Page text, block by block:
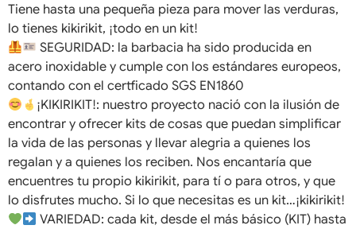
Tiene hasta una pequeña pieza para mover las verduras,
lo tienes kikirikit, ¡todo en un kit!
SEGURIDAD: la barbacia ha sido producida en
acero inoxidable y cumple con los estándares europeos,
contando con el certficado SGS EN1860
¡KIKIRIKIT!: nuestro proyecto nació con la ilusión de
encontrar y ofrecer kits de cosas que puedan simplificar
la vida de las personas y llevar alegria a quienes los
regalan y a quienes los reciben. Nos encantaría que
encuentres tu propio kikirikit, para tí o para otros, y que
lo disfrutes mucho. Si lo que necesitas es un kit…¡kikirikit!
VARIEDAD: cada kit, desde el más básico (KIT) hasta